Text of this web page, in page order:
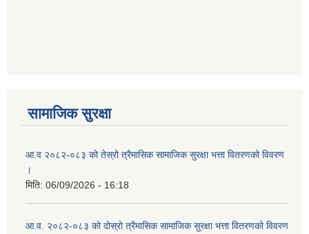
सामाजिक सुरक्षा
आ.व २०८२-०८३ को तेस्रो त्रैमासिक सामाजिक सुरक्षा भत्ता वितरणको विवरण
।
मिति: 06/09/2026 - 16:18
आ.व. २०८२-०८३ को दोस्रो त्रैमासिक सामाजिक सुरक्षा भत्ता वितरणको विवरण